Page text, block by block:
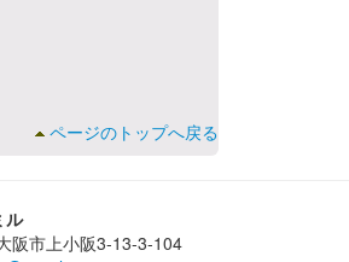
ページのトップへ戻る
ル
阪市上小阪3-13-3-104